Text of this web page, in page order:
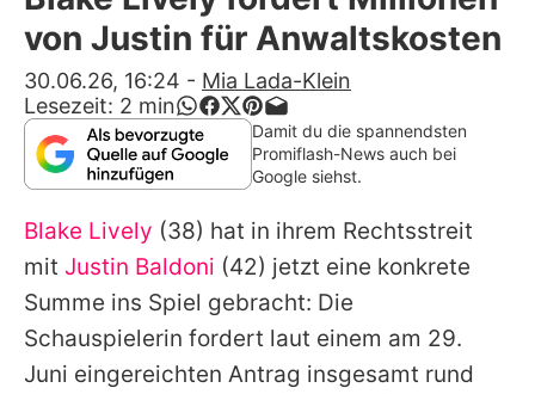
Alle Themen auf Promiflash
App runterladen
Team
Redaktionelle Richtlinien
Impressum
Datenschutzerklärung
Nutzungsbedingungen
von Justin für Anwaltskosten
30.06.26, 16:24 - Mia Lada-Klein
Lesezeit: 2 min
Damit du die spannendsten
Promiflash-News auch bei
Google siehst.
Blake Lively (38) hat in ihrem Rechtsstreit
mit Justin Baldoni (42) jetzt eine konkrete
Summe ins Spiel gebracht: Die
Schauspielerin fordert laut einem am 29.
Juni eingereichten Antrag insgesamt rund